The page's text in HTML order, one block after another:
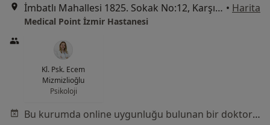
İmbatlı Mahallesi 1825. Sokak No:12, Karşıyaka • Harita
Medical Point İzmir Hastanesi
Kl. Psk. Ecem
Mizmizlioğlu
Psikoloji
Bu kurumda online uygunluğu bulunan bir doktor veya uzman bulunamadı